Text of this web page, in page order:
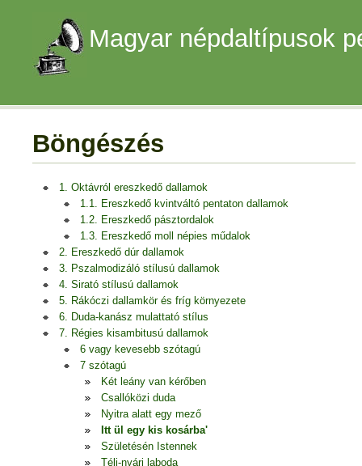
Magyar népdaltípusok
Böngészés
1. Oktávról ereszkedő dallamok
1.1. Ereszkedő kvintváltó pentaton dallamok
1.2. Ereszkedő pásztordalok
1.3. Ereszkedő moll népies műdalok
2. Ereszkedő dúr dallamok
3. Pszalmodizáló stílusú dallamok
4. Sirató stílusú dallamok
5. Rákóczi dallamkör és fríg környezete
6. Duda-kanász mulattató stílus
7. Régies kisambitusú dallamok
6 vagy kevesebb szótagú
7 szótagú
Két leány van kérőben
Csallóközi duda
Nyitra alatt egy mező
Itt ül egy kis kosárba'
Születésén Istennek
Téli-nyári laboda